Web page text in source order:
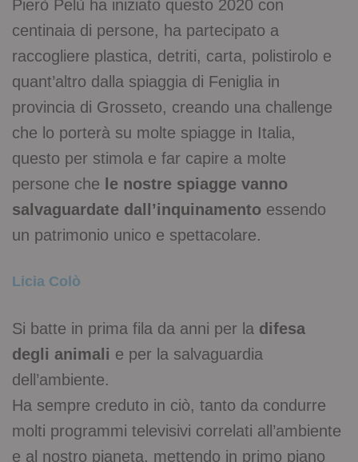
Pierò Pelù ha iniziato questo 2020 con
centinaia di persone, ha partecipato a
raccogliere plastica, detriti, carta, polistirolo e
quant’altro dalla spiaggia di Feniglia in
provincia di Grosseto, creando una challenge
che lo porterà su molte spiagge in Italia,
questo per stimola e far capire a molte
persone che
le nostre spiagge vanno
salvaguardate dall’inquinamento essendo
un patrimonio unico e spettacolare.
Licia Colò
Si batte in prima fila da anni per la difesa
degli animali e per la salvaguardia
dell’ambiente.
Ha sempre creduto in ciò, tanto da condurre
molti programmi televisivi correlati all’ambiente
e al nostro pianeta, mettendo in primo piano